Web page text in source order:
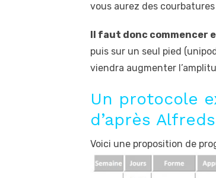
vous aurez des
Il faut donc commencer
puis sur un seul pied
viendra augmenter
Un protocole
d’après
Voici une proposition de